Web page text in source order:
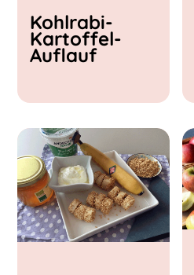
Kohlrabi-
Kartoffel-
Auflauf